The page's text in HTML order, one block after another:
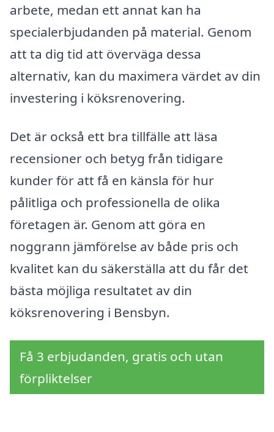
arbete, medan ett annat kan ha
specialerbjudanden på material. Genom
att ta dig tid att överväga dessa
alternativ, kan du maximera värdet av din
investering i köksrenovering.
Det är också ett bra tillfälle att läsa
recensioner och betyg från tidigare
kunder för att få en känsla för hur
pålitliga och professionella de olika
företagen är. Genom att göra en
noggrann jämförelse av både pris och
kvalitet kan du säkerställa att du får det
bästa möjliga resultatet av din
köksrenovering i Bensbyn.
Få 3 erbjudanden, gratis och utan
förpliktelser